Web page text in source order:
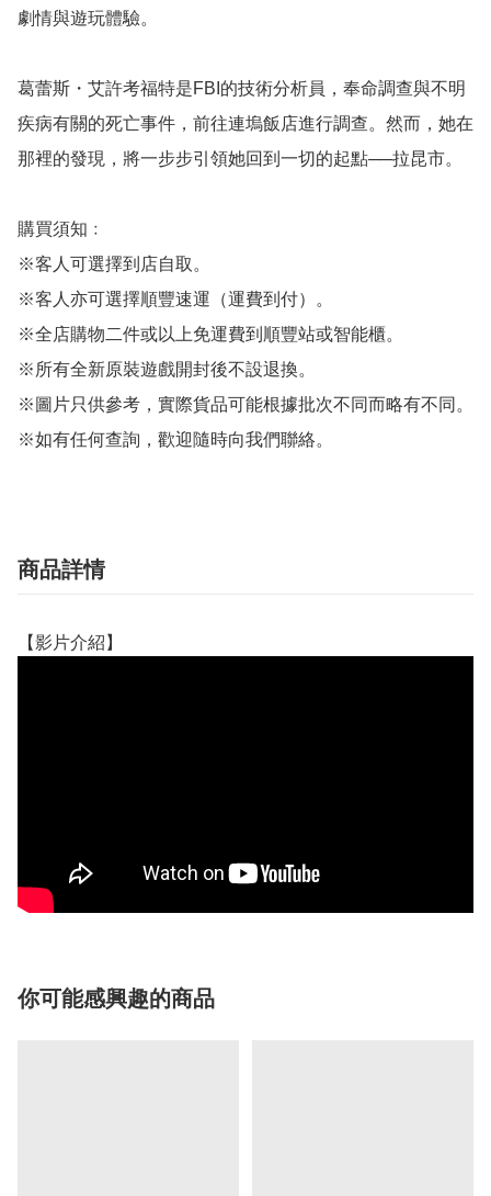
劇情與遊玩體驗。
葛蕾斯・艾許考福特是FBI的技術分析員，奉命調查與不明
疾病有關的死亡事件，前往連塢飯店進行調查。然而，她在
那裡的發現，將一步步引領她回到一切的起點──拉昆市。
購買須知﹕
※客人可選擇到店自取。
※客人亦可選擇順豐速運（運費到付）。
※全店購物二件或以上免運費到順豐站或智能櫃。
※所有全新原裝遊戲開封後不設退換。
※圖片只供參考，實際貨品可能根據批次不同而略有不同。
※如有任何查詢，歡迎隨時向我們聯絡。
商品詳情
【影片介紹】
你可能感興趣的商品